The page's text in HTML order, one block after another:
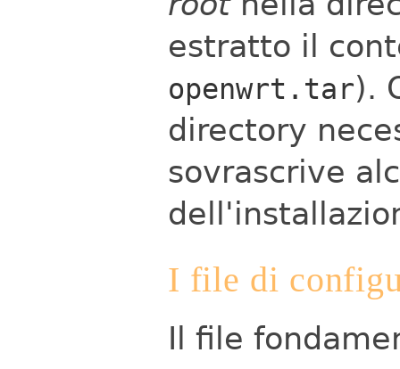
estratto il
openwrt.tar).
directory
sovrascrive
I file di
Il file